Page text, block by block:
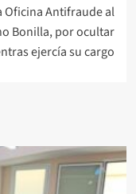
Oficina Antifraude al
Bonilla, por ocultar
ejercía su cargo